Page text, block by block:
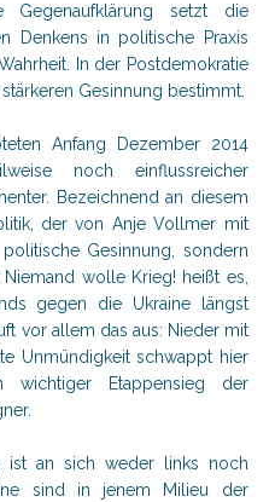
Gegenaufklärung setzt die
Denkens in politische Praxis
In der Postdemokratie
Gesinnung bestimmt.
Anfang Dezember 2014
noch einflussreicher
Bezeichnend an diesem
der von Anje Vollmer mit
Gesinnung, sondern
wolle Krieg! heißt es,
gegen die Ukraine längst
vor allem das aus: Nieder mit
Unmündigkeit schwappt hier
Etappensieg der
ist an sich weder links noch
sind in jenem Milieu der